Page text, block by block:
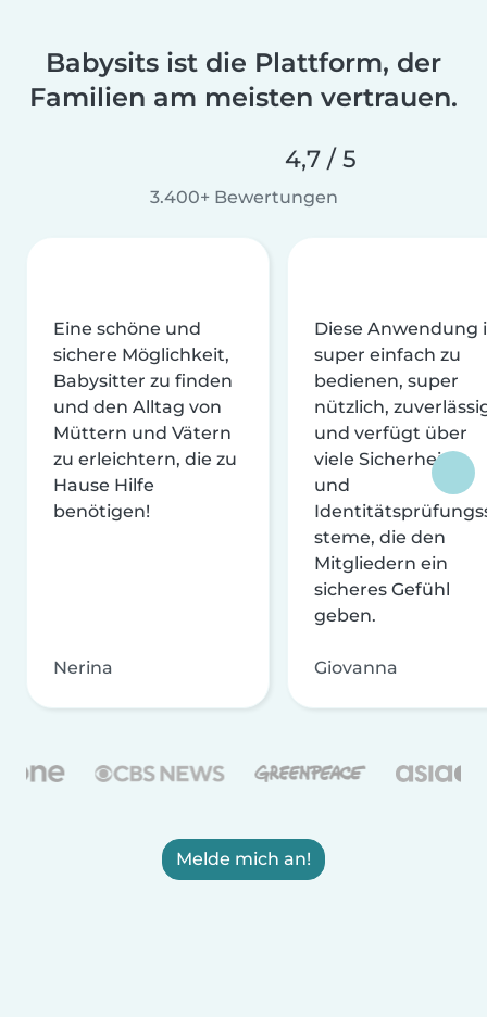
Babysits ist die Plattform, der
Familien am meisten vertrauen.
4,7 / 5
3.400+ Bewertungen
Eine schöne und
sichere Möglichkeit,
Babysitter zu finden
und den Alltag von
Müttern und Vätern
zu erleichtern, die zu
Hause Hilfe
benötigen!
Nerina
Diese Anwendung
super einfach zu
bedienen, super
nützlich,
und verfügt über
viele Sicherheits-
und
steme, die den
Mitgliedern ein
sicheres Gefühl
geben.
Giovanna
Melde mich an!